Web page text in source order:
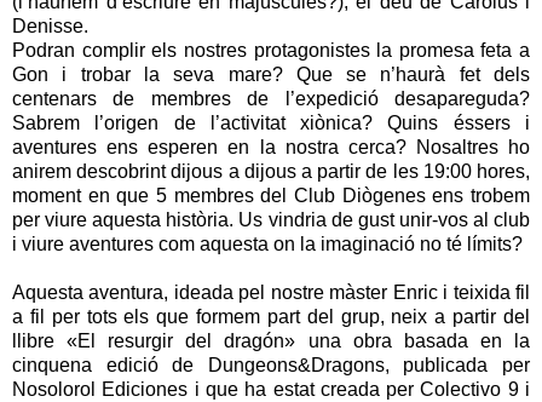
Denisse.
Podran complir els nostres protagonistes la promesa feta a
Gon i trobar la seva mare? Que se n’haurà fet dels
centenars de membres de l’expedició desapareguda?
Sabrem l’origen de l’activitat xiònica? Quins éssers i
aventures ens esperen en la nostra cerca? Nosaltres ho
anirem descobrint dijous a dijous a partir de les 19:00 hores,
moment en que 5 membres del Club Diògenes ens trobem
per viure aquesta història. Us vindria de gust unir-vos al club
i viure aventures com aquesta on la imaginació no té límits?
Aquesta aventura, ideada pel nostre màster Enric i teixida fil
a fil per tots els que formem part del grup, neix a partir del
llibre «El resurgir del dragón» una obra basada en la
cinquena edició de Dungeons&Dragons, publicada per
Nosolorol Ediciones i que ha estat creada per Colectivo 9 i